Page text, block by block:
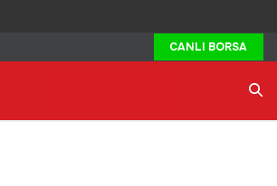
CANLI BORSA